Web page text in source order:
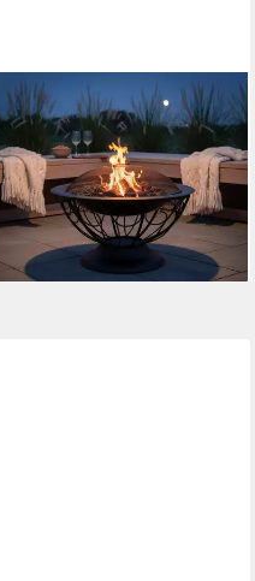
ABC HOME
Feuerstelle Feuerschale mit
Funkenschutz Metall Schwarz
Rund
99,99 €
lieferbar - in 2-3 Werktagen bei dir